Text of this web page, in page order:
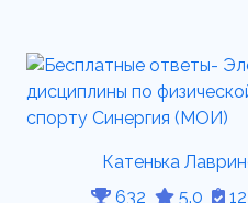
Катенька
632
5.0 12